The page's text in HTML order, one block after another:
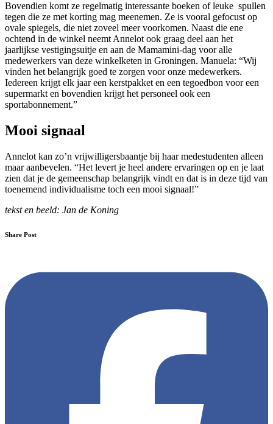
Bovendien komt ze regelmatig interessante boeken of leuke spullen
tegen die ze met korting mag meenemen. Ze is vooral gefocust op
ovale spiegels, die niet zoveel meer voorkomen. Naast die ene
ochtend in de winkel neemt Annelot ook graag deel aan het
jaarlijkse vestigingsuitje en aan de Mamamini-dag voor alle
medewerkers van deze winkelketen in Groningen. Manuela: “Wij
vinden het belangrijk goed te zorgen voor onze medewerkers.
Iedereen krijgt elk jaar een kerstpakket en een tegoedbon voor een
supermarkt en bovendien krijgt het personeel ook een
sportabonnement.”
Mooi signaal
Annelot kan zo’n vrijwilligersbaantje bij haar medestudenten alleen
maar aanbevelen. “Het levert je heel andere ervaringen op en je laat
zien dat je de gemeenschap belangrijk vindt en dat is in deze tijd van
toenemend individualisme toch een mooi signaal!”
tekst en beeld: Jan de Koning
Share Post